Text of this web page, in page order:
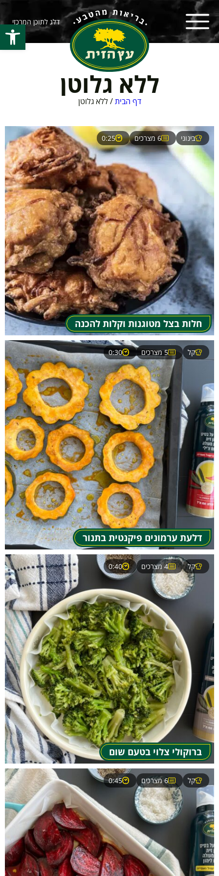
פתח
דלג לתוכן המרכזי
ללא גלוטן
דף הבית/ללא גלוטן
חלות בצל מטוגנות וקלות להכנה
בינוני 6 מצרכים 0:25
דלעת ערמונים פיקנטית בתנור
קל 5 מצרכים 0:30
ברוקולי צלוי בטעם שום
קל 4 מצרכים 0:40
קל 6 מצרכים 0:45